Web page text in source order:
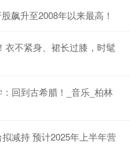
飙升至2008年以来最高！
衣不紧身、裙长过膝，时髦
回到古希腊！_音乐_柏林
减持 预计2025年上半年营